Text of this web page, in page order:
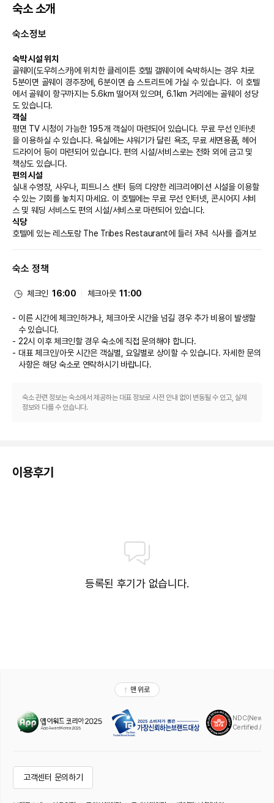
숙소 소개
숙소정보
숙박 시설 위치
골웨이(도우히스카)에 위치한 클레이튼 호텔 갤웨이에 숙박하시는 경우 차로
5분이면 골웨이 경주장에, 6분이면 숍 스트리트에 가실 수 있습니다.  이 호텔
에서 골웨이 항구까지는 5.6km 떨어져 있으며, 6.1km 거리에는 골웨이 성당
도 있습니다.
객실
평면 TV 시청이 가능한 195개 객실이 마련되어 있습니다. 무료 무선 인터넷
을 이용하실 수 있습니다. 욕실에는 샤워기가 달린 욕조, 무료 세면용품, 헤어
드라이어 등이 마련되어 있습니다. 편의 시설/서비스로는 전화 외에 금고 및
책상도 있습니다.
편의 시설
실내 수영장, 사우나, 피트니스 센터 등의 다양한 레크리에이션 시설을 이용할
수 있는 기회를 놓치지 마세요. 이 호텔에는 무료 무선 인터넷, 콘시어지 서비
스 및 웨딩 서비스도 편의 시설/서비스로 마련되어 있습니다.
식당
호텔에 있는 레스토랑 The Tribes Restaurant에 들러 저녁 식사를 즐겨보
실 수 있어요. 아침 식사(풀 브렉퍼스트)가 주중 07:00 ~ 10:30 및 주말
비즈니스, 기타 편의시설
24시간 운영되는 프런트 데스크 등이 있습니다. 골웨이에서의 행사를 계획하
시나요? 이 호텔에는 컨퍼런스 공간 및 12 개 회의실 등으로 구성된 585 제곱
미터 크기의 공간이 마련되어 있습니다. 고객께서는 별도 요금으로 왕복 공항
셔틀(24시간 운행) 서비스를 이용하실 수 있고, 시설 내에서 무료 셀프 주차도
가능합니다.
(날짜 변경 가능).   아래 시설은 매년 계절에 따라 휴업하며 기간은 12월 22일
~ 12월 27일입니다.
키즈 클럽
피트니스 시설
숙소 정책
체크인 16:00 체크아웃 11:00
이른 시간에 체크인하거나, 체크아웃 시간을 넘길 경우 추가 비용이 발생할
수 있습니다.
22시 이후 체크인할 경우 숙소에 직접 문의해야 합니다.
대표 체크인/아웃 시간은 객실별, 요일별로 상이할 수 있습니다. 자세한 문의
사항은 해당 숙소로 연락하시기 바랍니다.
숙소 관련 정보는 숙소에서 제공하는 대표 정보로 사전 안내 없이 변동될 수 있고, 실제
정보와 다를 수 있습니다.
이용후기
등록된 후기가 없습니다.